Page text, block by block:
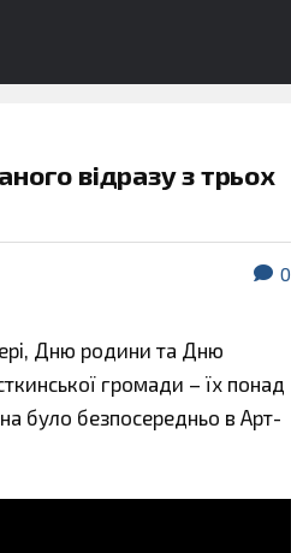
відразу з трьох
0
Дню родини та Дню
громади – їх понад
було безпосередньо в Арт-